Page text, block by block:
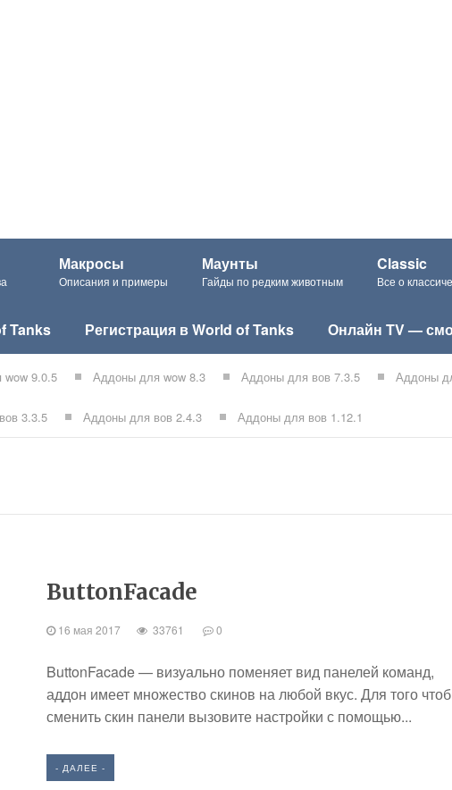
Макросы
Описания и примеры
Маунты
Гайды по редким животным
Classic
Все о
Tanks Регистрация в World of Tanks Онлайн TV —
9.0.5 Аддоны для wow 8.3 Аддоны для вов 7.3.5 Аддоны
3.3.5 Аддоны для вов 2.4.3 Аддоны для вов 1.12.1
ButtonFacade
16 мая 2017 33761 0
ButtonFacade — визуально поменяет вид панелей команд,
аддон имеет множество скинов на любой вкус. Для того
сменить скин панели вызовите настройки с помощью...
- ДАЛЕЕ -